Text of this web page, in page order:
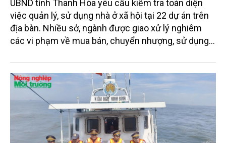
UBND tỉnh Thanh Hóa yêu cầu kiểm tra toàn diện
việc quản lý, sử dụng nhà ở xã hội tại 22 dự án trên
địa bàn. Nhiều sở, ngành được giao xử lý nghiêm
các vi phạm về mua bán, chuyển nhượng, sử dụng